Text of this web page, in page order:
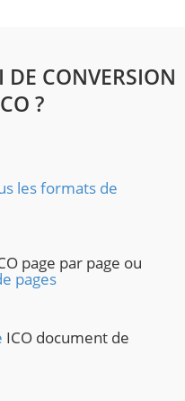
DE CONVERSION
?
les formats de
page par page ou
pages
ICO document de